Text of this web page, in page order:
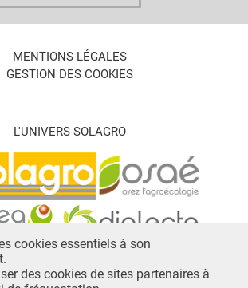
cookies essentiels à son
des cookies de sites partenaires à
MENTIONS LÉGALES
GESTION DES COOKIES
L'UNIVERS SOLAGRO